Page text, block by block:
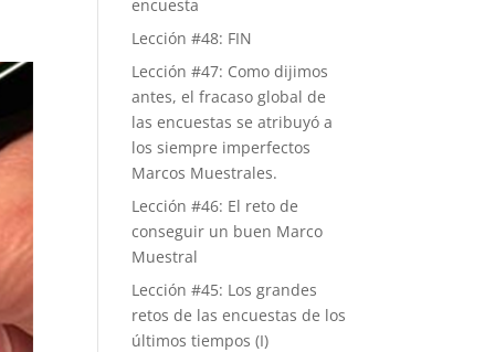
encuesta
Lección #48: FIN
Lección #47: Como dijimos
antes, el fracaso global de
las encuestas se atribuyó a
los siempre imperfectos
Marcos Muestrales.
Lección #46: El reto de
conseguir un buen Marco
Muestral
Lección #45: Los grandes
retos de las encuestas de los
últimos tiempos (I)